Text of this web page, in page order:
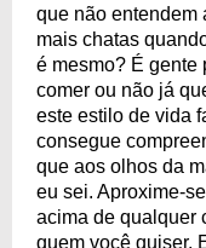
que não entendem
mais chatas
é mesmo? É gente
comer ou não já
este estilo de vida
consegue
que aos olhos da
eu sei. Aproxime-
acima de qualquer
quem você quiser.